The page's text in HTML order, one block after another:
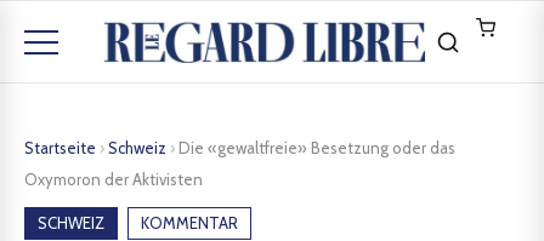
Startseite ›Schweiz › Die «gewaltfreie» Besetzung oder das
Oxymoron der Aktivisten
SCHWEIZ KOMMENTAR